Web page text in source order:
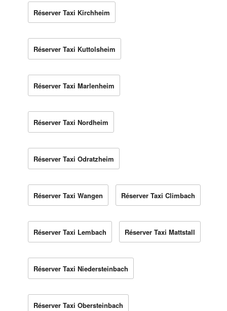
Réserver Taxi Kirchheim
Réserver Taxi Kuttolsheim
Réserver Taxi Marlenheim
Réserver Taxi Nordheim
Réserver Taxi Odratzheim
Réserver Taxi Wangen Réserver Taxi Climbach
Réserver Taxi Lembach Réserver Taxi Mattstall
Réserver Taxi Niedersteinbach
Réserver Taxi Obersteinbach